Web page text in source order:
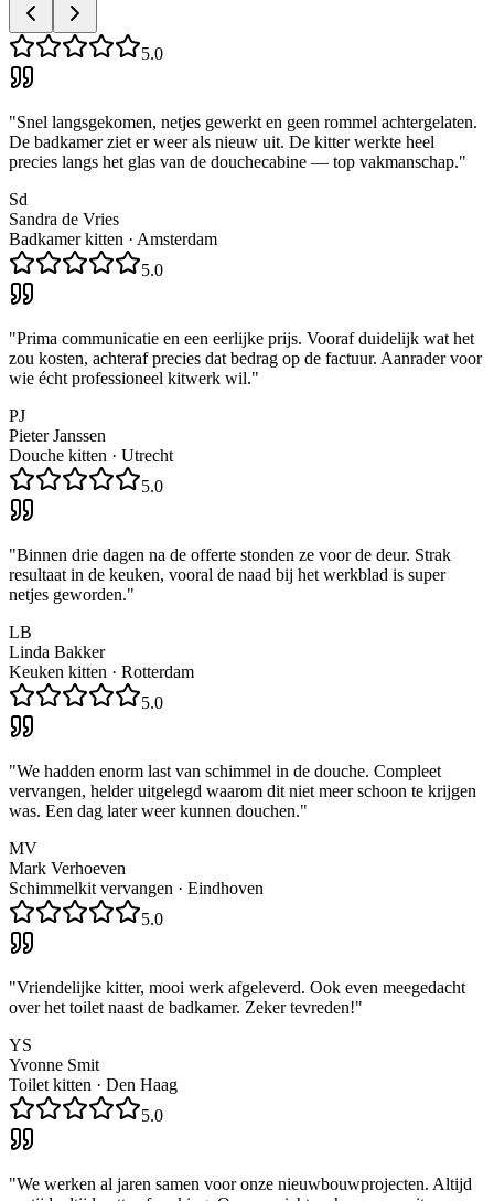
5.0
"Snel langsgekomen, netjes gewerkt en geen rommel achtergelaten.
De badkamer ziet er weer als nieuw uit. De kitter werkte heel
precies langs het glas van de douchecabine — top vakmanschap."
Sd
Sandra de Vries
Badkamer kitten · Amsterdam
5.0
"Prima communicatie en een eerlijke prijs. Vooraf duidelijk wat het
zou kosten, achteraf precies dat bedrag op de factuur. Aanrader voor
wie écht professioneel kitwerk wil."
PJ
Pieter Janssen
Douche kitten · Utrecht
5.0
"Binnen drie dagen na de offerte stonden ze voor de deur. Strak
resultaat in de keuken, vooral de naad bij het werkblad is super
netjes geworden."
LB
Linda Bakker
Keuken kitten · Rotterdam
5.0
"We hadden enorm last van schimmel in de douche. Compleet
vervangen, helder uitgelegd waarom dit niet meer schoon te krijgen
was. Een dag later weer kunnen douchen."
MV
Mark Verhoeven
Schimmelkit vervangen · Eindhoven
5.0
"Vriendelijke kitter, mooi werk afgeleverd. Ook even meegedacht
over het toilet naast de badkamer. Zeker tevreden!"
YS
Yvonne Smit
Toilet kitten · Den Haag
5.0
"We werken al jaren samen voor onze nieuwbouwprojecten. Altijd